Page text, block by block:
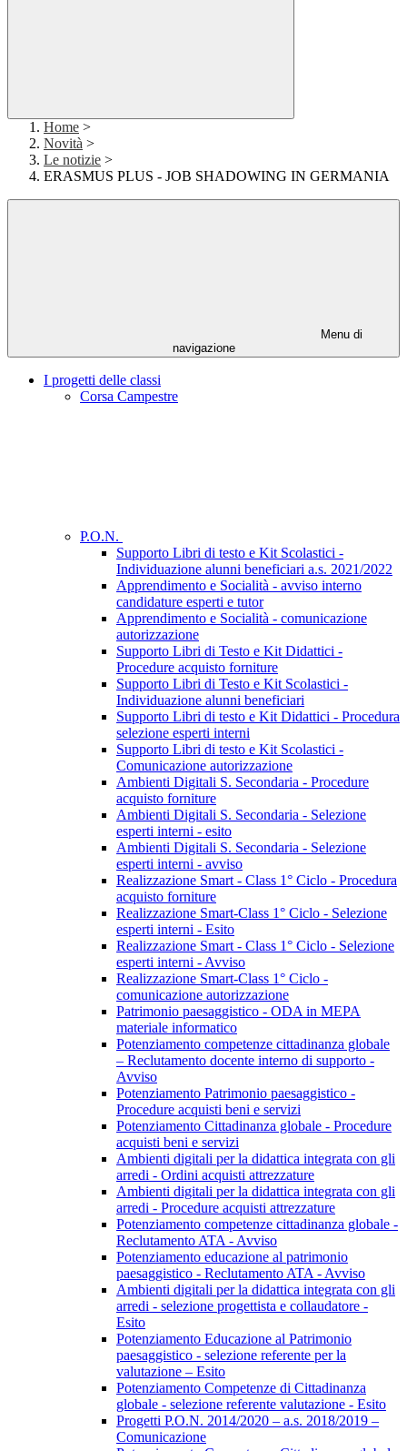
Home >
Novità >
Le notizie >
ERASMUS PLUS - JOB SHADOWING IN GERMANIA
Menu di
navigazione
I progetti delle classi
Corsa Campestre
P.O.N.
Supporto Libri di testo e Kit Scolastici -
Individuazione alunni beneficiari a.s. 2021/2022
Apprendimento e Socialità - avviso interno
candidature esperti e tutor
Apprendimento e Socialità - comunicazione
autorizzazione
Supporto Libri di Testo e Kit Didattici -
Procedure acquisto forniture
Supporto Libri di Testo e Kit Scolastici -
Individuazione alunni beneficiari
Supporto Libri di testo e Kit Didattici - Procedura
selezione esperti interni
Supporto Libri di testo e Kit Scolastici -
Comunicazione autorizzazione
Ambienti Digitali S. Secondaria - Procedure
acquisto forniture
Ambienti Digitali S. Secondaria - Selezione
esperti interni - esito
Ambienti Digitali S. Secondaria - Selezione
esperti interni - avviso
Realizzazione Smart - Class 1° Ciclo - Procedura
acquisto forniture
Realizzazione Smart-Class 1° Ciclo - Selezione
esperti interni - Esito
Realizzazione Smart - Class 1° Ciclo - Selezione
esperti interni - Avviso
Realizzazione Smart-Class 1° Ciclo -
comunicazione autorizzazione
Patrimonio paesaggistico - ODA in MEPA
materiale informatico
Potenziamento competenze cittadinanza globale
– Reclutamento docente interno di supporto -
Avviso
Potenziamento Patrimonio paesaggistico -
Procedure acquisti beni e servizi
Potenziamento Cittadinanza globale - Procedure
acquisti beni e servizi
Ambienti digitali per la didattica integrata con gli
arredi - Ordini acquisti attrezzature
Ambienti digitali per la didattica integrata con gli
arredi - Procedure acquisti attrezzature
Potenziamento competenze cittadinanza globale -
Reclutamento ATA - Avviso
Potenziamento educazione al patrimonio
paesaggistico - Reclutamento ATA - Avviso
Ambienti digitali per la didattica integrata con gli
arredi - selezione progettista e collaudatore -
Esito
Potenziamento Educazione al Patrimonio
paesaggistico - selezione referente per la
valutazione – Esito
Potenziamento Competenze di Cittadinanza
globale - selezione referente valutazione - Esito
Progetti P.O.N. 2014/2020 – a.s. 2018/2019 –
Comunicazione